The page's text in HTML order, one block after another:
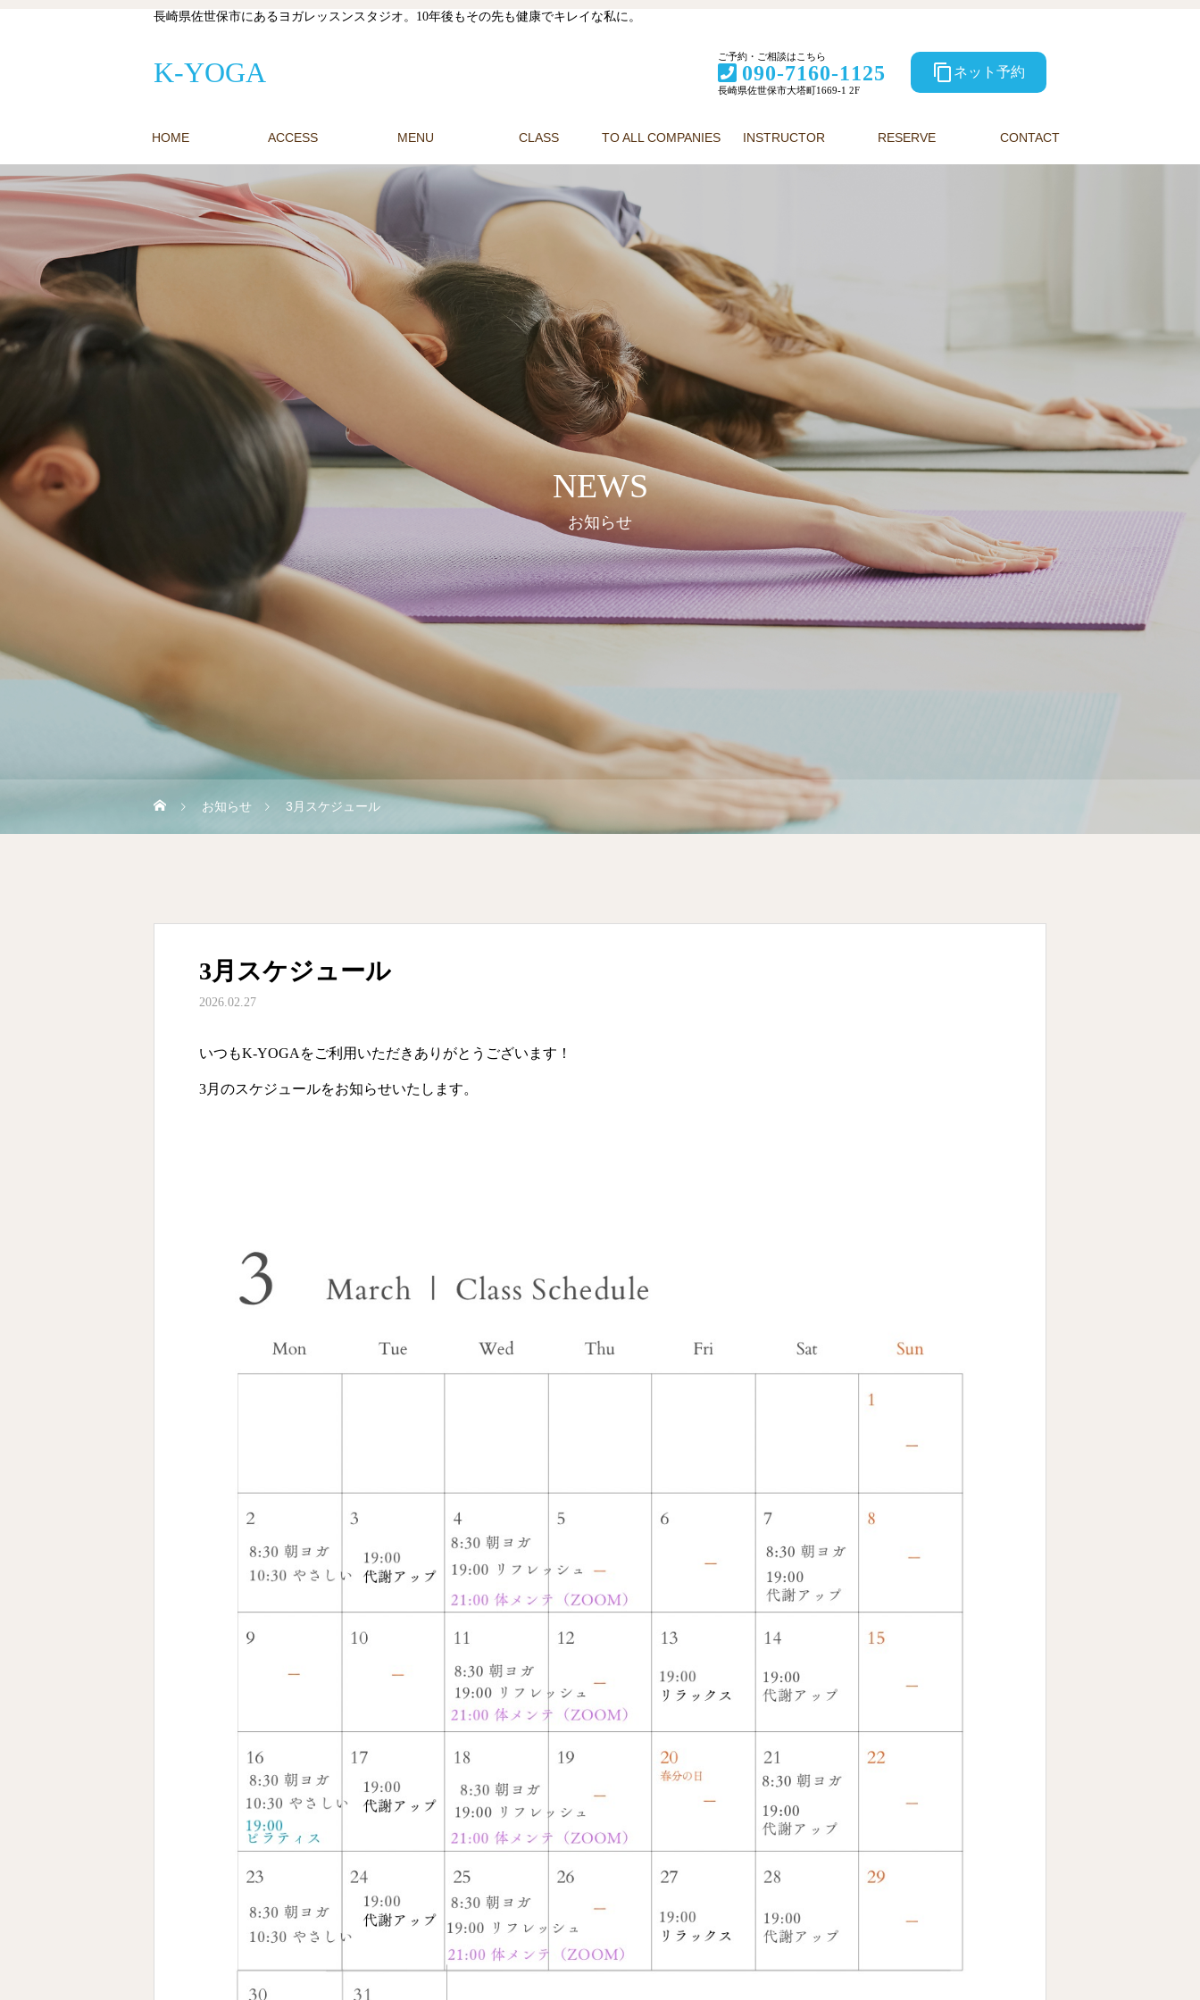
長崎県佐世保市にあるヨガレッスンスタジオ。10年後もその先も健康でキレイな私に。
K-YOGA
ご予約・ご相談はこちら
090-7160-1125
長崎県佐世保市大塔町1669-1 2F
content_copy ネット予約
HOME ACCESS MENU CLASS TO ALL COMPANIES INSTRUCTOR RESERVE CONTACT
NEWS
お知らせ
お知らせ 3月スケジュール
3月スケジュール
2026.02.27
いつもK-YOGAをご利用いただきありがとうございます！
3月のスケジュールをお知らせいたします。